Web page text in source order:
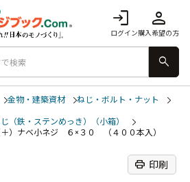
login
ログイン
person
購入希望の方
search
金物・建築資材
ねじ・ボルト・ナット
鉄・ステンめっき）（小箱）
）ナベ小ネジ ６×３０ （４００本入）
print 印刷